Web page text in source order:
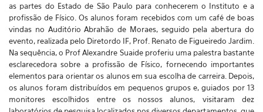
as partes do Estado de São Paulo para conhecerem o Instituto e a
profissão de Físico. Os alunos foram recebidos com um café de boas
vindas no Auditório Abrahão de Moraes, seguido pela abertura do
evento, realizada pelo Diretordo IF, Prof. Renato de Figueiredo Jardim.
Na sequência, o Prof Alexandre Suaide proferiu uma palestra bastante
esclarecedora sobre a profissão de Físico, fornecendo importantes
elementos para orientar os alunos em sua escolha de carreira. Depois,
os alunos foram distribuídos em pequenos grupos e, guiados por 13
monitores escolhidos entre os nossos alunos, visitaram dez